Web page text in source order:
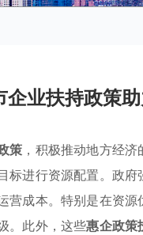
企业扶持政策
策 ，积极推动地方经
标进行资源配置。政
营成本。特别是在资
。此外，这些惠企政策